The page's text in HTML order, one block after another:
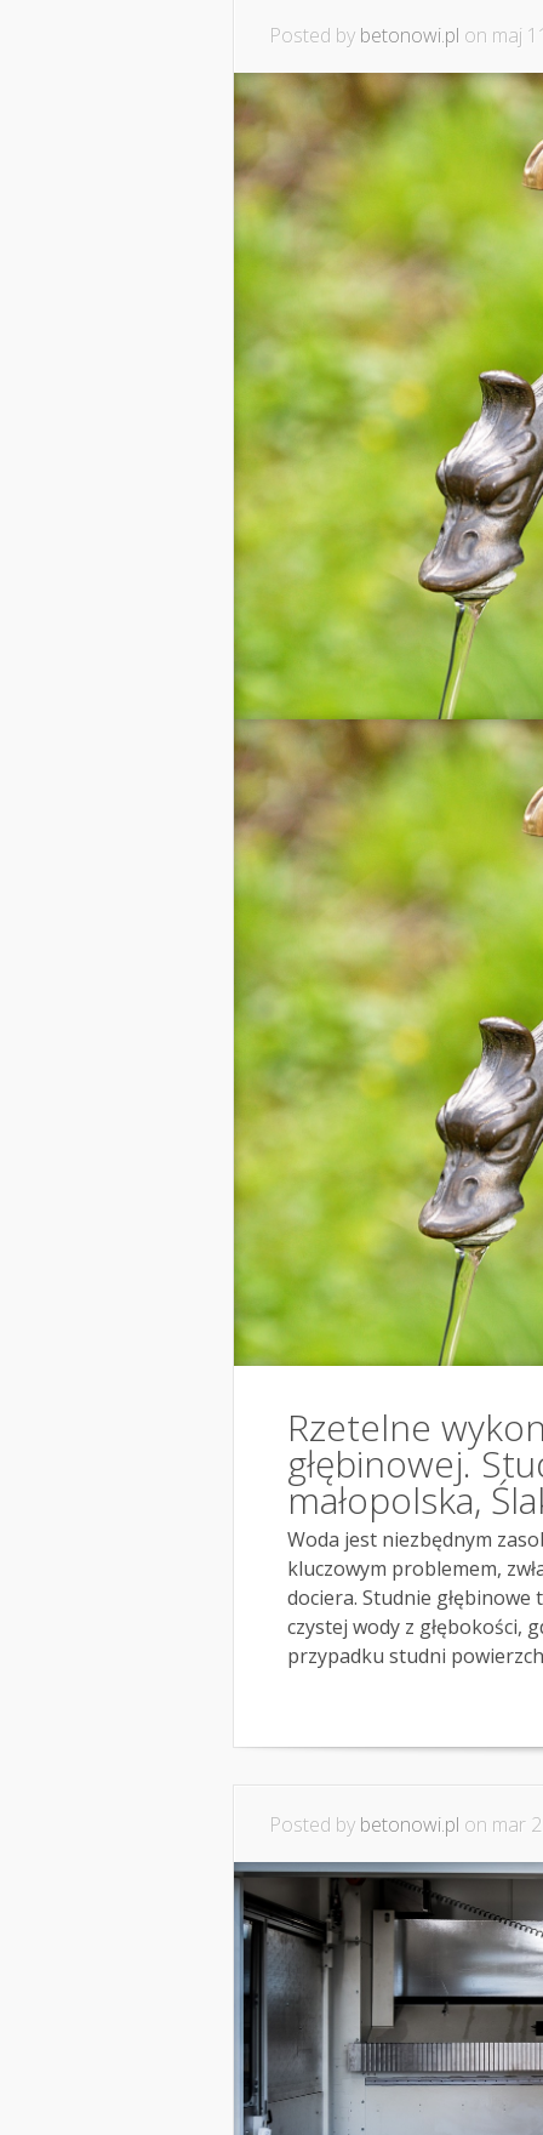
Posted by betonowi.pl on maj
Rzetelne
głębinowej.
małopolska,
Woda jest niezbędnym
kluczowym problemem,
dociera. Studnie
czystej wody z głębokości,
przypadku studni
Posted by betonowi.pl on mar